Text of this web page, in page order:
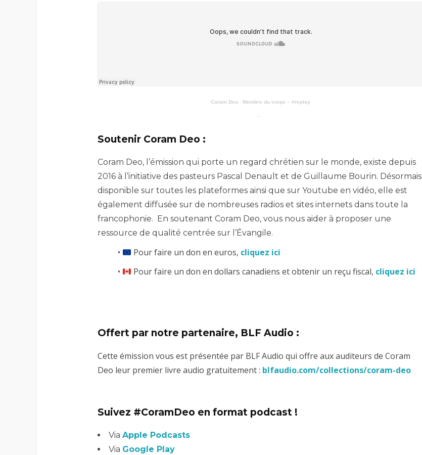
Coram Deo · Membre du corps – #replay
–
Soutenir Coram Deo :
Coram Deo, l’émission qui porte un regard chrétien sur le monde, existe depuis
2016 à l’initiative des pasteurs Pascal Denault et de Guillaume Bourin. Désormais
disponible sur toutes les plateformes ainsi que sur Youtube en vidéo, elle est
également diffusée sur de nombreuses radios et sites internets dans toute la
francophonie. En soutenant Coram Deo, vous nous aider à proposer une
ressource de qualité centrée sur l’Évangile.
• Pour faire un don en euros, cliquez ici
•
Pour faire un don en dollars canadiens et obtenir un reçu fiscal, cliquez ici
Offert par notre partenaire, BLF Audio :
Cette émission vous est présentée par BLF Audio qui offre aux auditeurs de Coram
Deo leur premier livre audio gratuitement : blfaudio.com/collections/coram-deo
Suivez #CoramDeo en format podcast !
Via Apple Podcasts
Via Google Play